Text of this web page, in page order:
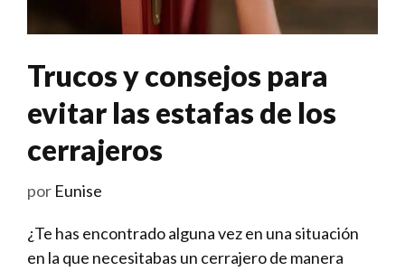
Trucos y consejos para
evitar las estafas de los
cerrajeros
por Eunise
¿Te has encontrado alguna vez en una situación
en la que necesitabas un cerrajero de manera